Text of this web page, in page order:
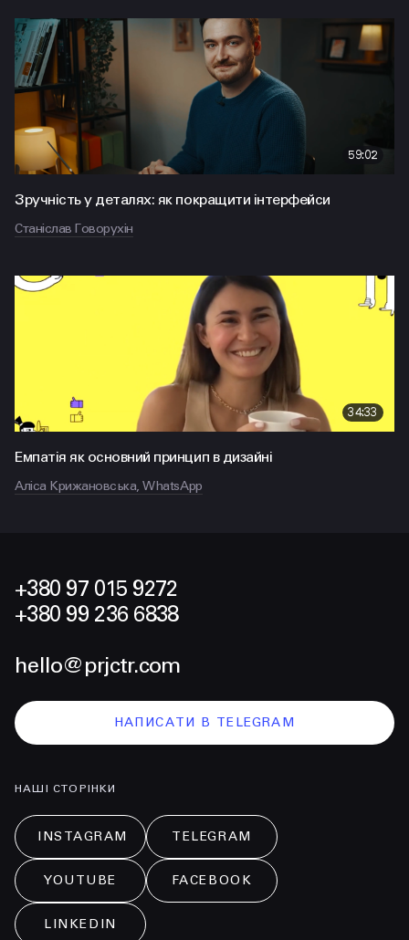
59:02
Зручність у деталях: як покращити інтерфейси
Станіслав Говорухін
34:33
Емпатія як основний принцип в дизайні
Аліса Крижановська, WhatsApp
+380 97 015 9272
+380 99 236 6838
hello@prjctr.com
НАПИСАТИ В TELEGRAM
НАШІ СТОРІНКИ
INSTAGRAM TELEGRAM
YOUTUBE FACEBOOK
LINKEDIN